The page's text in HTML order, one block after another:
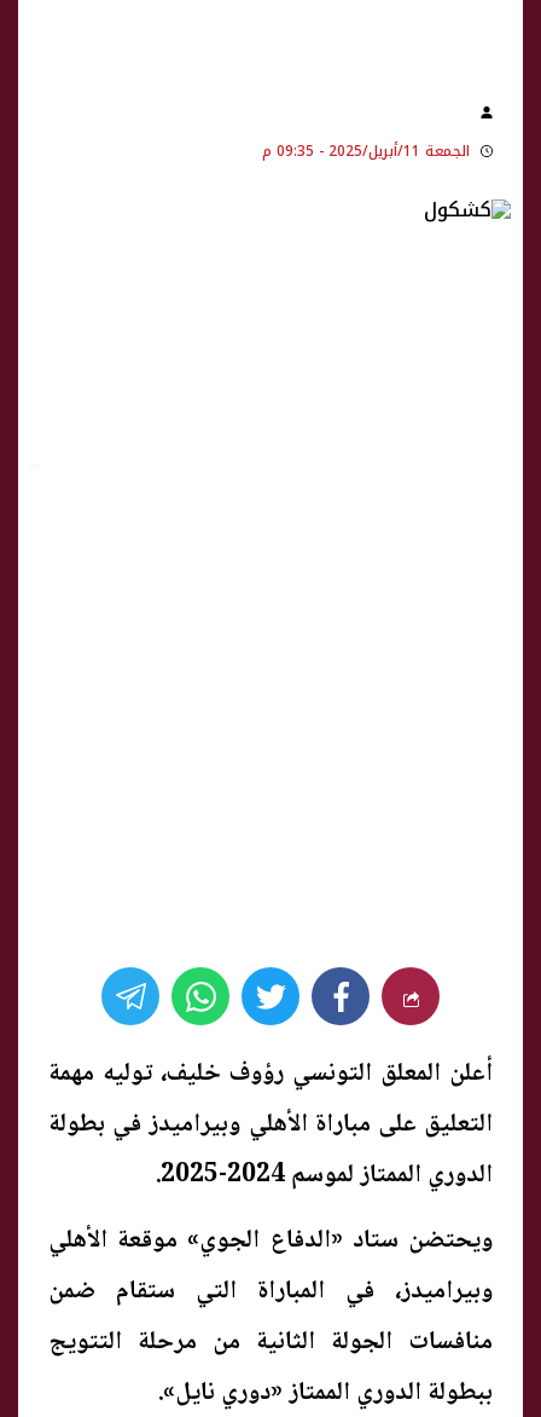
الجمعة 11/أبريل/2025 - 09:35 م
أعلن المعلق التونسي رؤوف خليف، توليه مهمة
التعليق على مباراة الأهلي وبيراميدز في بطولة
الدوري الممتاز لموسم 2024-2025.
ويحتضن ستاد «الدفاع الجوي» موقعة الأهلي
وبيراميدز، في المباراة التي ستقام ضمن
منافسات الجولة الثانية من مرحلة التتويج
ببطولة الدوري الممتاز «دوري نايل».